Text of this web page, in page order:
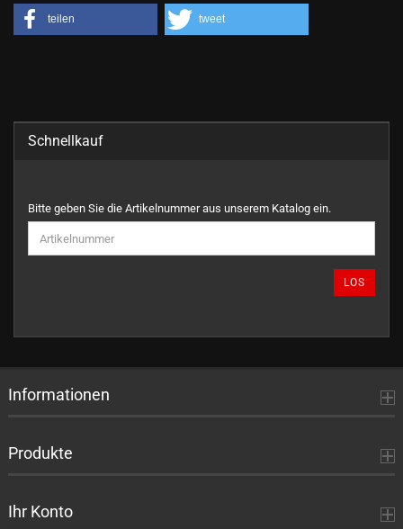
teilen tweet
Schnellkauf
BITTE
GEBEN
SIE
DIE
EIN.
Bitte geben Sie die Artikelnummer aus unserem Katalog ein.
LOS
Informationen
Produkte
Ihr Konto